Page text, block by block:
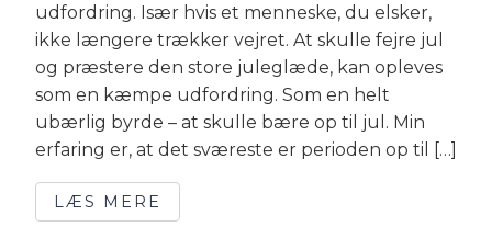
udfordring. Især hvis et menneske, du elsker,
ikke længere trækker vejret. At skulle fejre jul
og præstere den store juleglæde, kan opleves
som en kæmpe udfordring. Som en helt
ubærlig byrde – at skulle bære op til jul. Min
erfaring er, at det sværeste er perioden op til […]
LÆS MERE